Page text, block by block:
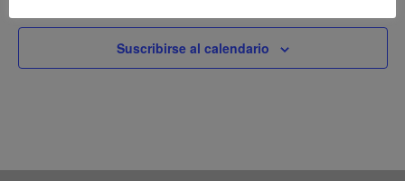
Suscribirse al calendario